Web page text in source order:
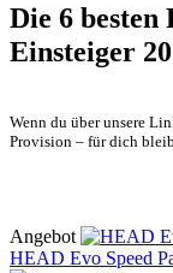
Die 6 besten
Einsteiger
Wenn du über unsere
Provision – für dich
Angebot
HEAD Evo Speed